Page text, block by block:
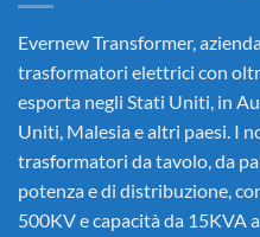
Evernew Transformer,
trasformatori elettrici con
esporta negli Stati Uniti, in
Uniti, Malesia e altri paesi. I
trasformatori da tavolo, da
potenza e di distribuzione,
500KV e capacità da 15KVA